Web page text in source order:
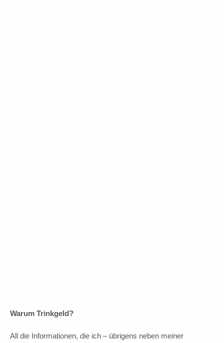
Warum Trinkgeld?
All die Informationen, die ich – übrigens neben meiner